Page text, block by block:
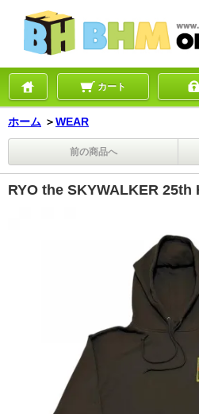
カート
ホーム ＞WEAR
前の商品へ
RYO the SKYWALKER 25th